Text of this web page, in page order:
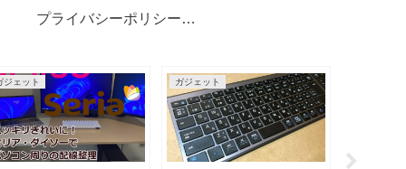
プライバシーポリシー・免責事項
ジェット ガジェット